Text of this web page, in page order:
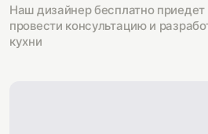
Наш дизайнер бесплатно
провести консультацию и
кухни